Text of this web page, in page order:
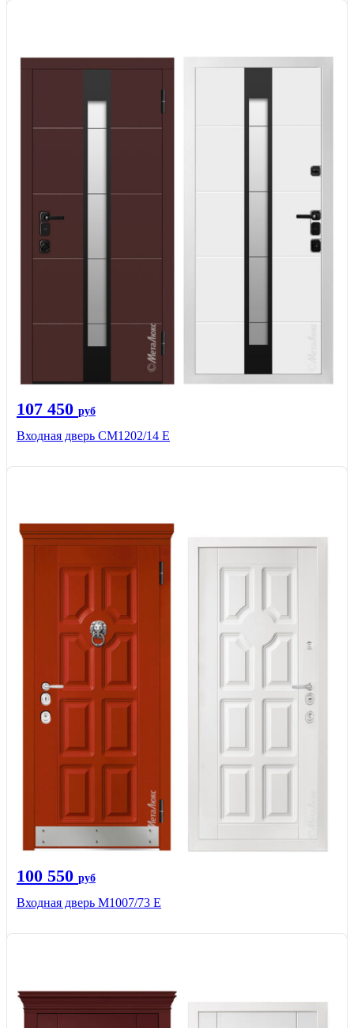
107 450 руб
Входная дверь CМ1202/14 Е
100 550 руб
Входная дверь М1007/73 E